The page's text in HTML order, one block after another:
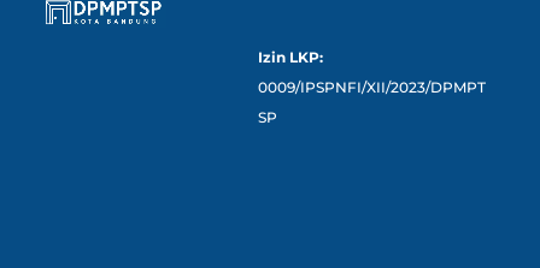
Izin LKP:
0009/IPSPNFI/XII/2023/DPMPT
SP